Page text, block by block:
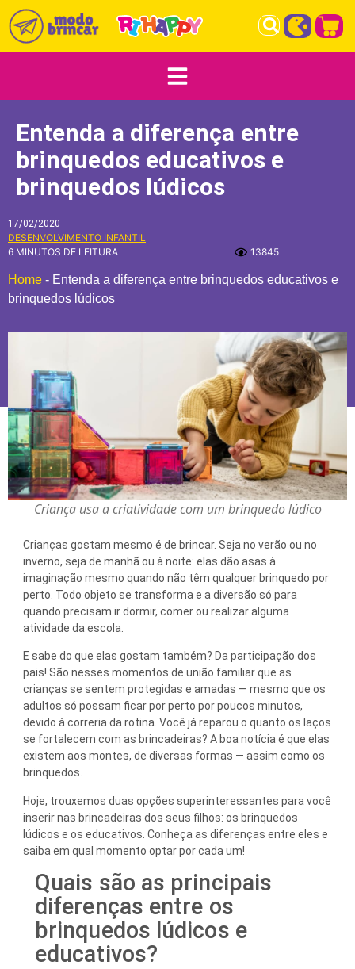
Entenda a diferença entre
brinquedos educativos e
brinquedos lúdicos
17/02/2020
DESENVOLVIMENTO INFANTIL
6 MINUTOS DE LEITURA
13845
Home - Entenda a diferença entre brinquedos educativos e
brinquedos lúdicos
Criança usa a criatividade com um brinquedo lúdico
Crianças gostam mesmo é de brincar. Seja no verão ou no
inverno, seja de manhã ou à noite: elas dão asas à
imaginação mesmo quando não têm qualquer brinquedo por
perto. Todo objeto se transforma e a diversão só para
quando precisam ir dormir, comer ou realizar alguma
atividade da escola.
E sabe do que elas gostam também? Da participação dos
pais! São nesses momentos de união familiar que as
crianças se sentem protegidas e amadas — mesmo que os
adultos só possam ficar por perto por poucos minutos,
devido à correria da rotina. Você já reparou o quanto os laços
se fortalecem com as brincadeiras? A boa notícia é que elas
existem aos montes, de diversas formas — assim como os
brinquedos.
Hoje, trouxemos duas opções superinteressantes para você
inserir nas brincadeiras dos seus filhos: os brinquedos
lúdicos e os educativos. Conheça as diferenças entre eles e
saiba em qual momento optar por cada um!
Quais são as principais
diferenças entre os
brinquedos lúdicos e
educativos?